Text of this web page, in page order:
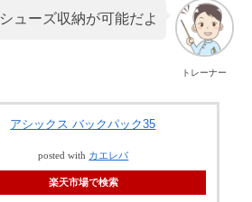
トレーナー
シューズ収納が可能だよ
アシックス バックパック35
posted with カエレバ
楽天市場で検索